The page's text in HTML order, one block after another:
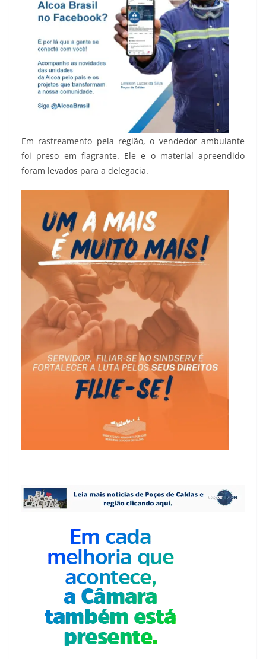
Em rastreamento pela região, o vendedor ambulante
foi preso em flagrante. Ele e o material apreendido
foram levados para a delegacia.